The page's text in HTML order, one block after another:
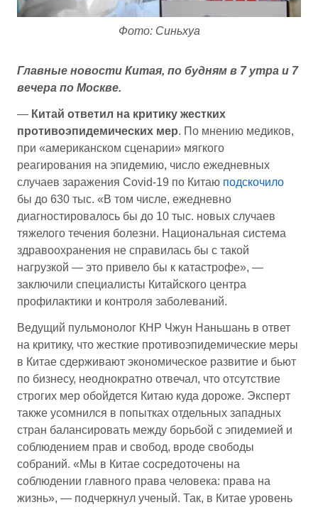
Фото: Синьхуа
Главные новости Китая, по будням в 7 утра и 7
вечера по Москве.
— Китай ответил на критику жестких
противоэпидемических мер. По мнению медиков,
при «американском сценарии» мягкого
реагирования на эпидемию, число ежедневных
случаев заражения Covid-19 по Китаю подскочило
бы до 630 тыс. «В том числе, ежедневно
диагностировалось бы до 10 тыс. новых случаев
тяжелого течения болезни. Национальная система
здравоохранения не справилась бы с такой
нагрузкой — это привело бы к катастрофе», —
заключили специалисты Китайского центра
профилактики и контроля заболеваний.
Ведущий пульмонолог КНР Чжун Наньшань в ответ
на критику, что жесткие противоэпидемические меры
в Китае сдерживают экономическое развитие и бьют
по бизнесу, неоднократно отвечал, что отсутствие
строгих мер обойдется Китаю куда дороже. Эксперт
также усомнился в попытках отдельных западных
стран балансировать между борьбой с эпидемией и
соблюдением прав и свобод, вроде свободы
собраний. «Мы в Китае сосредоточены на
соблюдении главного права человека: права на
жизнь», — подчеркнул ученый. Так, в Китае уровень